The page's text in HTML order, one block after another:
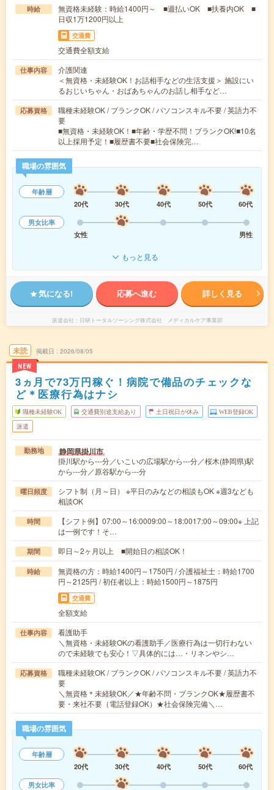
時給
無資格未経験：時給1400円～ ■週払いOK ■扶養内OK ■
日収1万1200円以上
交通費
交通費全額支給
仕事内容
介護関連
＜無資格・未経験OK！お話相手などの生活支援＞ 施設にい
るおじいちゃん・おばあちゃんのお話し相手など…
応募資格
職種未経験OK / ブランクOK / パソコンスキル不要 / 英語力不
要
■無資格・未経験OK！■年齢・学歴不問！ブランクOK!■10名
以上採用予定！■履歴書不要■社会保険完…
職場の雰囲気
年齢層
20代
30代 40代 50代
60代
男女比率
女性
男性
もっと見る
気になる! 応募へ進む 詳しく見る
派遣会社 日研トータルソーシング株式会社 メディカルケア事業部
未読
NEW
掲載日 2026/08/05
3ヵ月で73万円稼ぐ！病院で備品のチェックな
ど＊医療行為はナシ
職種未経験OK 交通費別途支給あり 土日祝日が休み WEB登録OK
派遣
勤務地 静岡県掛川市
掛川駅から---分／いこいの広場駅から---分／桜木(静岡県)駅
から---分／原谷駅から---分
曜日頻度
シフト制（月～日） ※平日のみなどの相談もOK ※週3なども
相談OK
時間
【シフト例】07:00～16:0009:00～18:0017:00～09:00※ 上記
は一例です！そ…
期間 即日～2ヶ月以上 ■開始日の相談OK！
時給
無資格の方：時給1400円～1750円 / 介護福祉士：時給1700
円～2125円 / 初任者以上：時給1500円～1875円
交通費
全額支給
仕事内容
看護助手
＼無資格・未経験OKの看護助手／医療行為は一切行わない
ので未経験でも安心！▽具体的には…・リネンやシ…
応募資格
職種未経験OK / ブランクOK / パソコンスキル不要 / 英語力不
要
＼無資格＊未経験OK／★年齢不問・ブランクOK★履歴書不
要・来社不要（電話登録OK）★社会保険完備＼…
職場の雰囲気
年齢層
20代
30代 40代 50代
60代
男女比率